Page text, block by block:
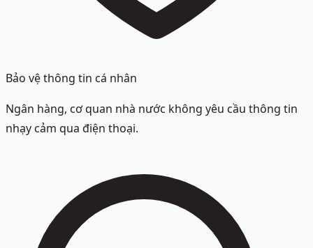
Bảo vệ thông tin cá nhân
Ngân hàng, cơ quan nhà nước không yêu cầu thông tin
nhạy cảm qua điện thoại.